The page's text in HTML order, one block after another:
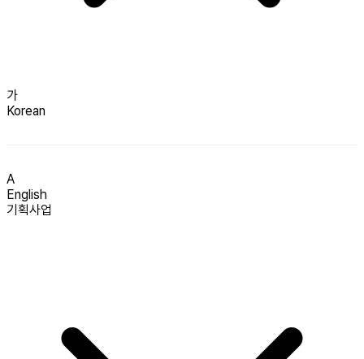
가
Korean
A
English
기획사업